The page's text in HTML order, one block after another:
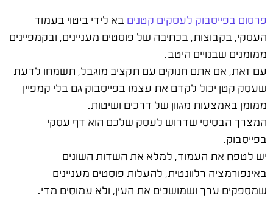
פרסום בפייסבוק לעסקים קטנים בא לידי ביטוי בעמוד
העסקי, בקבוצות, בכתיבה של פוסטים מעניינים, ובקמפיינים
ממומנים שבנויים היטב.
עם זאת, אם אתם חנוקים עם תקציב מוגבל, תשמחו לדעת
שעסק קטן יכול לקדם את עצמו בפייסבוק גם בלי קמפיין
ממומן באמצעות מגוון של דרכים ושיטות.
המצרך הבסיסי שדרוש לעסק שלכם הוא דף עסקי
בפייסבוק.
יש לטפח את העמוד, למלא את השדות השונים
באינפורמציה רלוונטית, להעלות פוסטים מעניינים
שמספקים ערך ושמושכים את העין, ולא עמוסים מדי.